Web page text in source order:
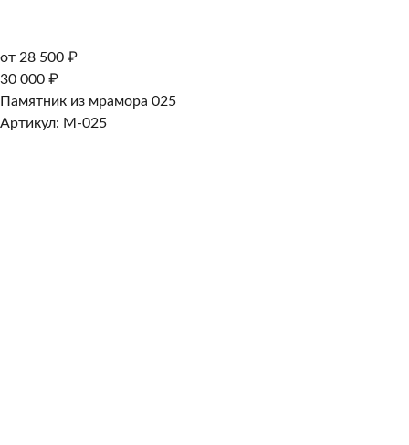
от 28 500 ₽
30 000 ₽
Памятник из мрамора 025
Артикул: M-025